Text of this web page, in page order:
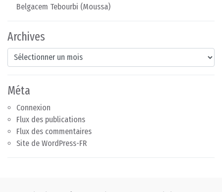
Belgacem Tebourbi (Moussa)
Archives
Archives
Méta
Connexion
Flux des publications
Flux des commentaires
Site de WordPress-FR